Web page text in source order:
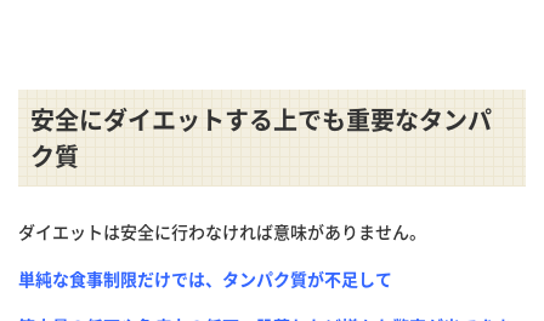
安全にダイエットする上でも重要なタンパ
ク質
ダイエットは安全に行わなければ意味がありません。
単純な食事制限だけでは、タンパク質が不足して